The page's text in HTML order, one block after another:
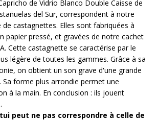
de Vidrio Blanco Double Caisse de
del Sur, correspondent à notre
castagnettes. Elles sont fabriquées à
papier pressé, et gravées de notre cachet
Cette castagnette se caractérise par le
légère de toutes les gammes. Grâce à sa
on obtient un son grave d'une grande
Sa forme plus arrondie permet une
à la main. En conclusion : ils jouent
peut ne pas correspondre à celle de